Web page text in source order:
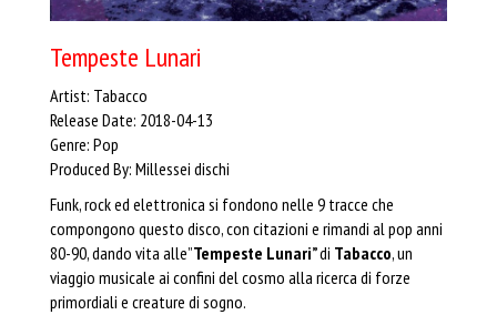
Tempeste Lunari
Artist: Tabacco
Release Date: 2018-04-13
Genre: Pop
Produced By: Millessei dischi
Funk, rock ed elettronica si fondono nelle 9 tracce che
compongono questo disco, con citazioni e rimandi al pop anni
80-90, dando vita alle”Tempeste Lunari”di Tabacco, un
viaggio musicale ai confini del cosmo alla ricerca di forze
primordiali e creature di sogno.